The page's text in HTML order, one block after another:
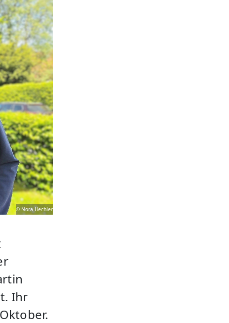
© Nora Hechler
Ihr